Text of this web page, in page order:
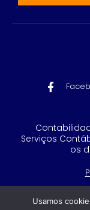
Serviços
os
Usamos